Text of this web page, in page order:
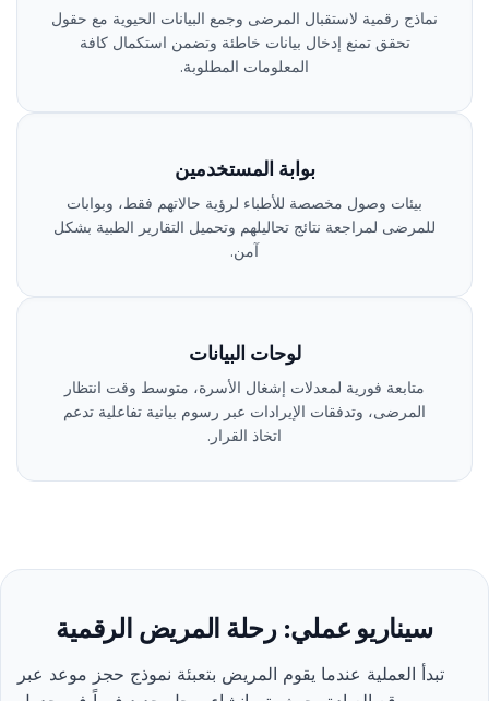
نماذج رقمية لاستقبال المرضى وجمع البيانات الحيوية مع حقول
تحقق تمنع إدخال بيانات خاطئة وتضمن استكمال كافة
المعلومات المطلوبة.
بوابة المستخدمين
بيئات وصول مخصصة للأطباء لرؤية حالاتهم فقط، وبوابات
للمرضى لمراجعة نتائج تحاليلهم وتحميل التقارير الطبية بشكل
آمن.
لوحات البيانات
متابعة فورية لمعدلات إشغال الأسرة، متوسط وقت انتظار
المرضى، وتدفقات الإيرادات عبر رسوم بيانية تفاعلية تدعم
اتخاذ القرار.
سيناريو عملي: رحلة المريض الرقمية
تبدأ العملية عندما يقوم المريض بتعبئة نموذج حجز موعد عبر